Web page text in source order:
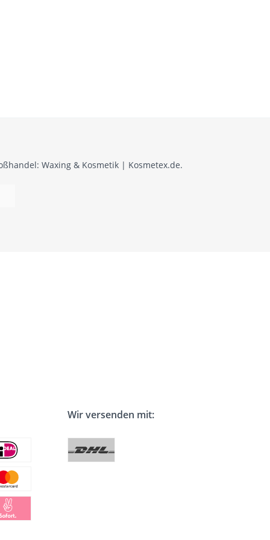
Waxing & Kosmetik | Kosmetex.de.
Wir versenden mit: